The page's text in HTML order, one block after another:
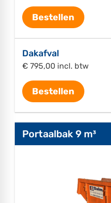
Bestellen
Dakafval
€ 795,00 incl. btw
Bestellen
Portaalbak 9 m³